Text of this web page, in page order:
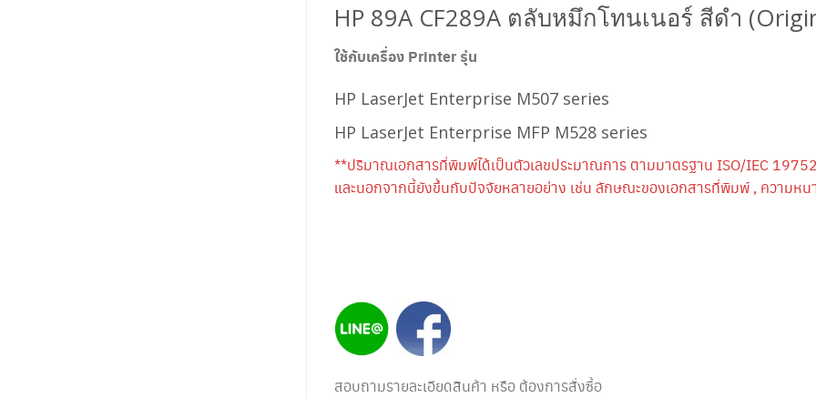
HP 89A CF289A ตลับหมึกโทนเนอร์ สีดำ
ใช้กับเครื่อง Printer รุ่น
HP LaserJet Enterprise M507 series
HP LaserJet Enterprise MFP M528 series
**ปริมาณเอกสารที่พิมพ์ได้เป็นตัวเลขประมาณการ ตามมาตรฐาน ISO/IEC
และนอกจากนี้ยังขึ้นกับปัจจัยหลายอย่าง เช่น ลักษณะของเอกสารที่พิมพ์ , ความห
สอบถามรายละเอียดสินค้า หรือ ต้องการสั่งซื้อ